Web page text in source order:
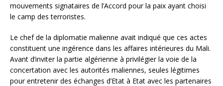
mouvements signataires de l’Accord pour la paix ayant choisi
le camp des terroristes.
Le chef de la diplomatie malienne avait indiqué que ces actes
constituent une ingérence dans les affaires intérieures du Mali.
Avant d’inviter la partie algérienne à privilégier la voie de la
concertation avec les autorités maliennes, seules légitimes
pour entretenir des échanges d’Etat à Etat avec les partenaires